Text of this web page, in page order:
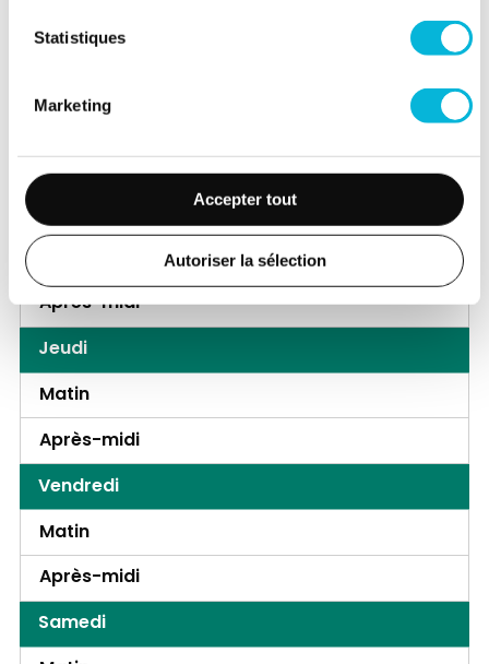
Statistiques
Marketing
Accepter tout
Autoriser la sélection
Après-midi
Après-midi
Après-midi
Jeudi
Matin
Après-midi
Vendredi
Matin
Après-midi
Samedi